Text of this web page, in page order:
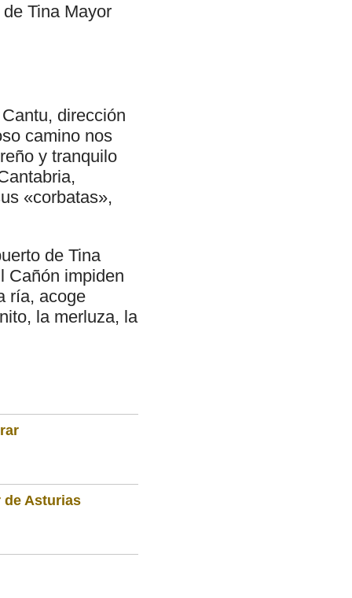
Tina Mayor
dirección
camino nos
y tranquilo
«corbatas»,
de Tina
Cañón impiden
ría, acoge
la merluza, la
de Asturias